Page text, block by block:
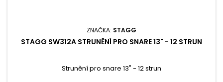
ZNAČKA: STAGG
STAGG SW312A STRUNĚNÍ PRO SNARE 13" - 12 STRUN
Strunění pro snare 13" - 12 strun